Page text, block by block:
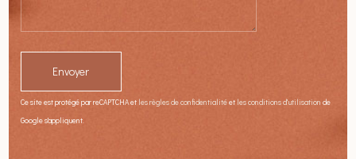
Ce site est protégé par reCAPTCHA et les règles de confidentialitéet les conditions d'utilisationde
Google s'appliquent.